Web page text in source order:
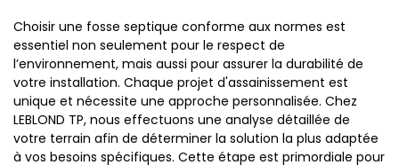
Choisir une fosse septique conforme aux normes est
essentiel non seulement pour le respect de
l’environnement, mais aussi pour assurer la durabilité de
votre installation. Chaque projet d'assainissement est
unique et nécessite une approche personnalisée. Chez
LEBLOND TP, nous effectuons une analyse détaillée de
votre terrain afin de déterminer la solution la plus adaptée
à vos besoins spécifiques. Cette étape est primordiale pour